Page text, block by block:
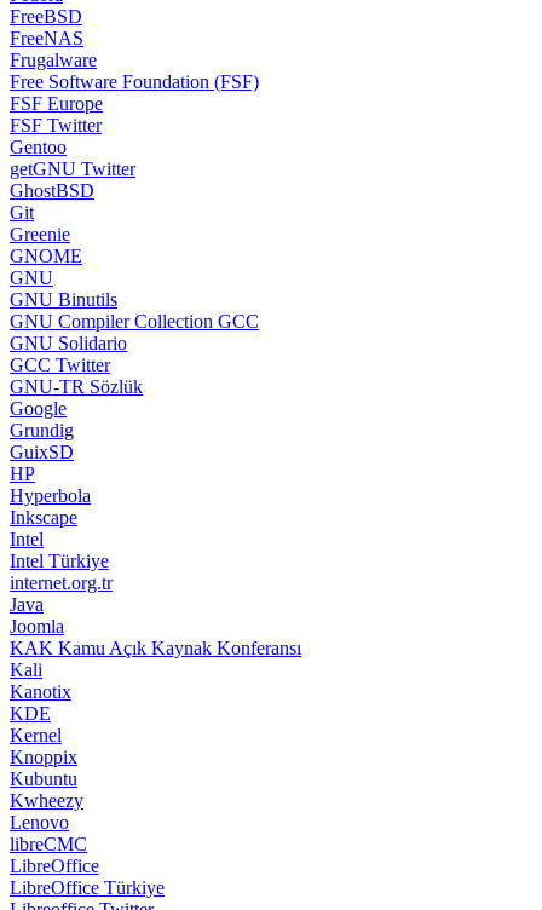
FreeBSD
FreeNAS
Frugalware
Free Software Foundation (FSF)
FSF Europe
FSF Twitter
Gentoo
getGNU Twitter
GhostBSD
Git
Greenie
GNOME
GNU
GNU Binutils
GNU Compiler Collection GCC
GNU Solidario
GCC Twitter
GNU-TR Sözlük
Google
Grundig
GuixSD
HP
Hyperbola
Inkscape
Intel
Intel Türkiye
internet.org.tr
Java
Joomla
KAK Kamu Açık Kaynak Konferansı
Kali
Kanotix
KDE
Kernel
Knoppix
Kubuntu
Kwheezy
Lenovo
libreCMC
LibreOffice
LibreOffice Türkiye